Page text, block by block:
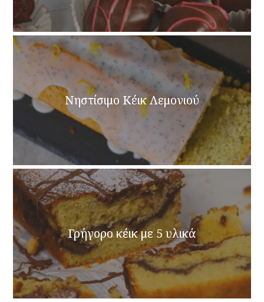
Νηστίσιμο Κέικ Λεμονιού
Γρήγορο κέικ με 5 υλικά